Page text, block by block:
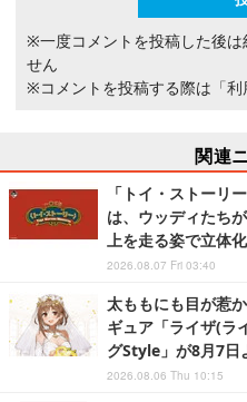
※一度コメントを投稿した後
せん
※コメントを投稿する際は 「
関連
「トイ・ストーリ
は、ウッディたち
上を走る姿で立体化
2026.08.07 Fri 03:40
太ももにも目が惹
ギュア「ライザ(ラ
グStyle」が8月7日
2026.08.06 Thu 10:15